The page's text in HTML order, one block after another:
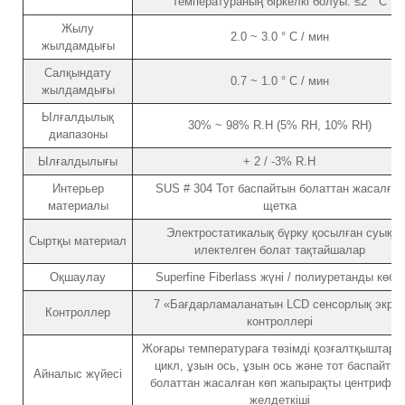
Жылу
жылдамдығы
2.0 ~ 3.0 ° C / мин
Салқындату
жылдамдығы
0.7 ~ 1.0 ° C / мин
Ылғалдылық
диапазоны
30% ~ 98% R.H (5% RH, 10% RH)
Ылғалдылығы
+ 2 / -3% R.H
Интерьер
материалы
SUS # 304 Тот баспайтын болаттан жасалған
щетка
Сыртқы материал
Электростатикалық бүрку қосылған суық
илектелген болат тақтайшалар
Оқшаулау
Superfine Fiberlass жүні / полиуретанды көбік
Контроллер
7 «Бағдарламаланатын LCD сенсорлық экран
контроллері
Айналыс жүйесі
Жоғары температураға төзімді қозғалтқыштар,
цикл, ұзын ось, ұзын ось және тот баспайтын
болаттан жасалған көп жапырақты
желдеткіші